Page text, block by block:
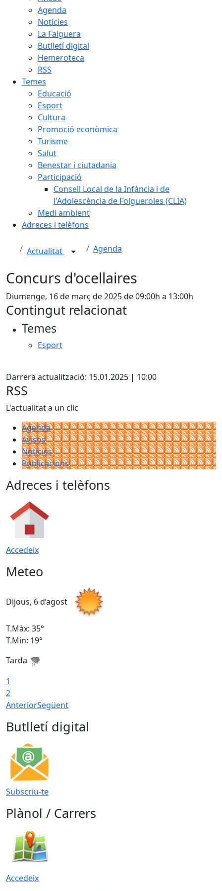
Agenda
Notícies
La Falguera
Butlletí digital
Hemeroteca
RSS
Temes
Educació
Esport
Cultura
Promoció econòmica
Turisme
Salut
Benestar i ciutadania
Participació
Consell Local de la Infància i de
l'Adolescència de Folgueroles (CLIA)
Medi ambient
Adreces i telèfons
Actualitat Agenda
Concurs d'ocellaires
Diumenge, 16 de març de 2025 de 09:00h a 13:00h
Contingut relacionat
Temes
Esport
Darrera actualització: 15.01.2025 | 10:00
RSS
L'actualitat a un clic
Agenda
Avisos
Notícies
Publicacions
Adreces i telèfons
Accedeix
Meteo
Dijous, 6 d’agost
T.Màx: 35°
T.Min: 19°
Tarda
1
2
AnteriorSegüent
Butlletí digital
Subscriu-te
Plànol / Carrers
Accedeix